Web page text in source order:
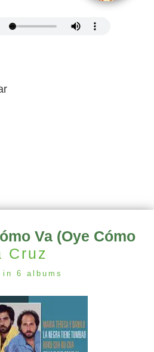
Va (Oye Cómo
Cruz
6 albums